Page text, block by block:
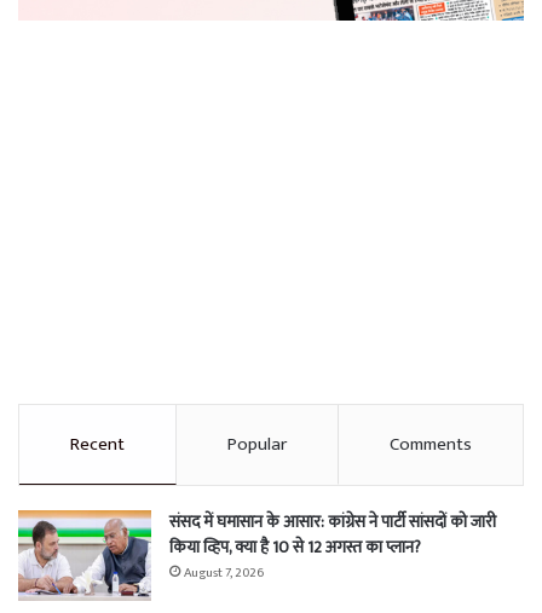
Recent Popular Comments
संसद में घमासान के आसार: कांग्रेस ने पार्टी सांसदों को जारी
किया व्हिप, क्या है 10 से 12 अगस्त का प्लान?
August 7, 2026